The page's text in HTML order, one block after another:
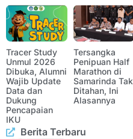
Tracer Study
Unmul 2026
Dibuka, Alumni
Wajib Update
Data dan
Dukung
Pencapaian
IKU
Tersangka
Penipuan Half
Marathon di
Samarinda Tak
Ditahan, Ini
Alasannya
Berita Terbaru